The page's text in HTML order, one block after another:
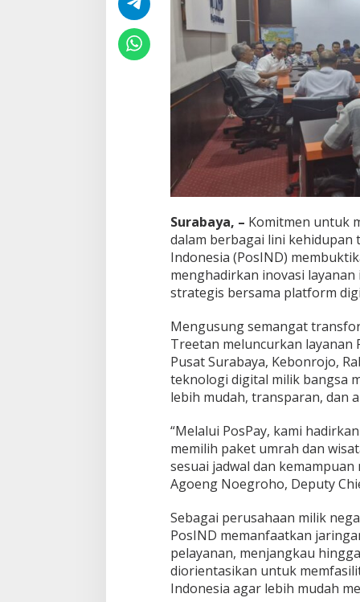
k
n
o
l
o
g
i
,
K
d
i
a
n
n
g
s
a
,
d
n
I
b
a
d
h
y
a
n
g
M
Surabaya, – Komitmen untuk
dalam berbagai lini kehidupan
Indonesia (PosIND)
menghadirkan inovasi
strategis bersama platform
Mengusung semangat
Treetan meluncurkan layanan
Pusat Surabaya, Kebonrojo,
teknologi digital milik bangsa
lebih mudah, transparan, dan
“Melalui PosPay, kami
memilih paket umrah dan
sesuai jadwal dan
Agoeng Noegroho, Deputy
Sebagai perusahaan milik
PosIND memanfaatkan
pelayanan, menjangkau
diorientasikan untuk
Indonesia agar lebih mudah